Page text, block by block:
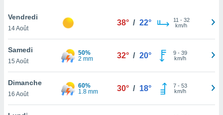
la
du
Vendredi
14 Août
38° / 22° 11 - 32
km/h
Samedi
15 Août
50%
2 mm
32° / 20° 9- 39
km/h
Dimanche
16 Août
60%
1.8 mm
30° / 18° 7- 53
km/h